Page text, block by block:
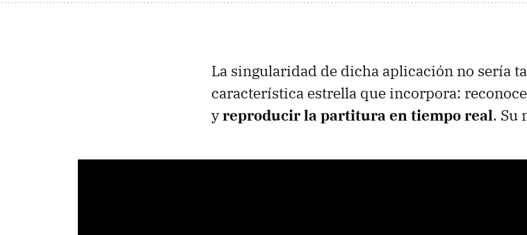
La singularidad de dicha aplicación no sería
característica estrella que incorpora:
yreproducir la partitura en tiempo real. Su